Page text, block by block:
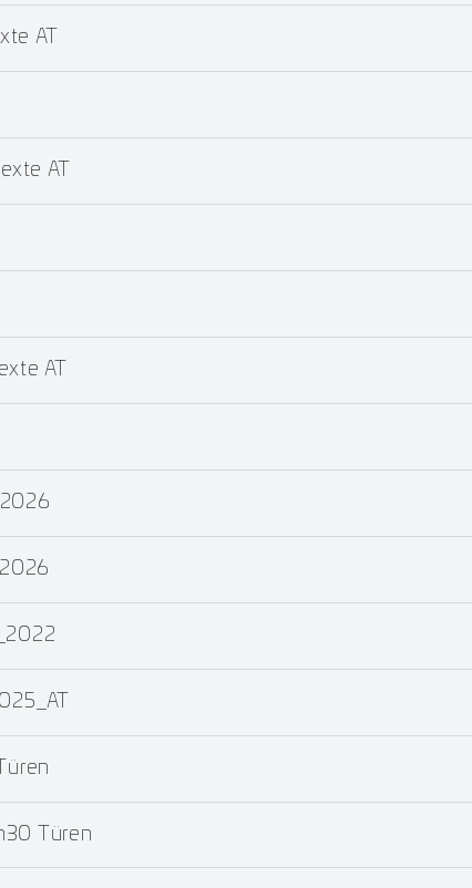
AT
AT
AT
Türen